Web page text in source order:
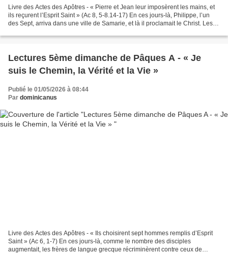
Livre des Actes des Apôtres - « Pierre et Jean leur imposèrent les mains, et
ils reçurent l’Esprit Saint » (Ac 8, 5-8.14-17) En ces jours-là, Philippe, l’un
des Sept, arriva dans une ville de Samarie, et là il proclamait le Christ. Les
Lectures 5ème dimanche de Pâques A - « Je
suis le Chemin, la Vérité et la Vie »
Publié le 01/05/2026 à 08:44
Par dominicanus
Livre des Actes des Apôtres - « Ils choisirent sept hommes remplis d’Esprit
Saint » (Ac 6, 1-7) En ces jours-là, comme le nombre des disciples
augmentait, les frères de langue grecque récriminèrent contre ceux de